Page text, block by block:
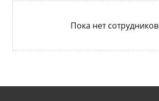
Пока нет сотрудников